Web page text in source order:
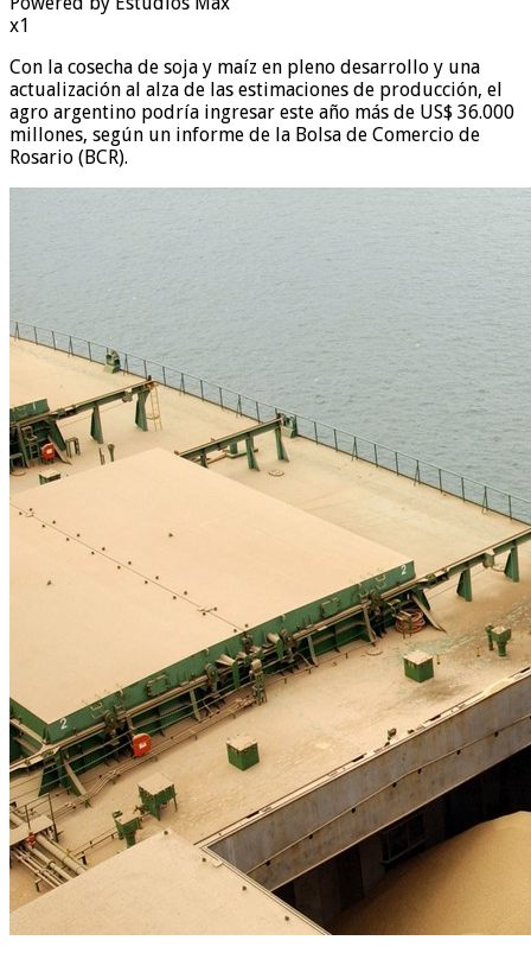
x1
Con la cosecha de soja y maíz en pleno desarrollo y una
actualización al alza de las estimaciones de producción, el
agro argentino podría ingresar este año más de US$ 36.000
millones, según un informe de la Bolsa de Comercio de
Rosario (BCR).